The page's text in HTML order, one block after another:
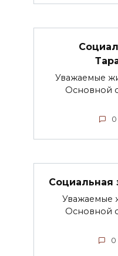
Уважаемые
Основной
0
Социальная
Уважаемые
Основной
0